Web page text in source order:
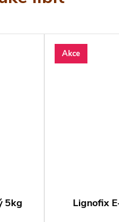
5kg
Akce
Lignofix